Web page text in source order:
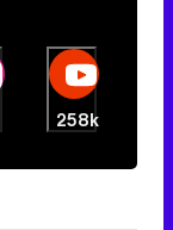
Canción ganadora de Eurovisión 2026: DARA con "Bangaranga" por Bulgaria
258k